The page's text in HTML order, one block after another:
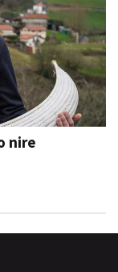
nire